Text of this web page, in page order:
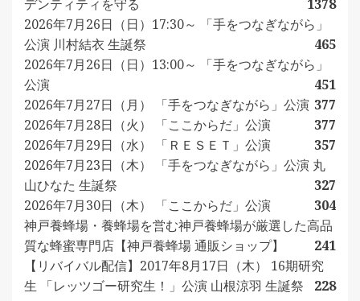
デンティティを守る
1378
2026年7月26日（日）17:30～ 「手をつなぎながら」
公演 川村結衣 生誕祭
465
2026年7月26日（日）13:00～ 「手をつなぎながら」
公演
451
2026年7月27日（月） 「手をつなぎながら」公演 377
2026年7月28日（火） 「ここからだ」公演
377
2026年7月29日（水） 「ＲＥＳＥＴ」公演
357
2026年7月23日（木） 「手をつなぎながら」公演 丸
山ひなた 生誕祭
327
2026年7月30日（木） 「ここからだ」公演
304
神戸養蜂場・養蜂場を営む神戸養蜂場が厳選した高品
質な蜂蜜専門店【神戸養蜂場 通販ショップ】
241
【リバイバル配信】2017年8月17日（木） 16期研究
生 「レッツゴー研究生！」公演 山根涼羽 生誕祭
228